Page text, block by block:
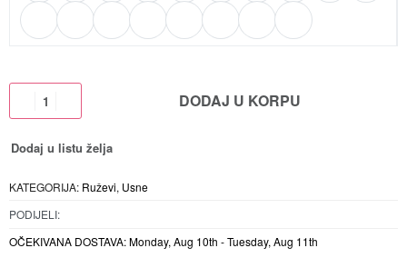
DODAJ U KORPU
Dodaj u listu želja
KATEGORIJA: Ruževi, Usne
PODIJELI:
OČEKIVANA DOSTAVA:Monday, Aug 10th - Tuesday, Aug 11th